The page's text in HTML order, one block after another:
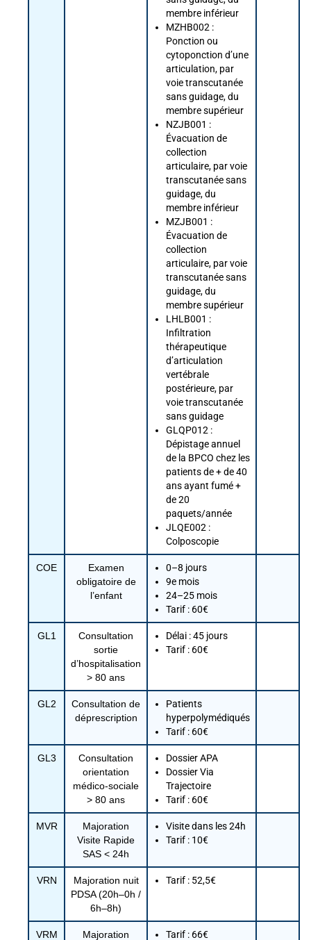
membre inférieur
MZHB002 :
Ponction ou
cytoponction d’une
articulation, par
voie transcutanée
sans guidage, du
membre supérieur
NZJB001 :
Évacuation de
collection
articulaire, par voie
transcutanée sans
guidage, du
membre inférieur
MZJB001 :
Évacuation de
collection
articulaire, par voie
transcutanée sans
guidage, du
membre supérieur
LHLB001 :
Infiltration
thérapeutique
d’articulation
vertébrale
postérieure, par
voie transcutanée
sans guidage
GLQP012 :
Dépistage annuel
de la BPCO chez les
patients de + de 40
ans ayant fumé +
de 20
paquets/année
JLQE002 :
Colposcopie
COE
Examen
obligatoire de
l’enfant
0–8 jours
9e mois
24–25 mois
Tarif : 60€
GL1
Consultation
sortie
d’hospitalisation
> 80 ans
Délai : 45 jours
Tarif : 60€
GL2
Consultation de
déprescription
Patients
hyperpolymédiqués
Tarif : 60€
GL3
Consultation
orientation
médico‑sociale
> 80 ans
Dossier APA
Dossier Via
Trajectoire
Tarif : 60€
MVR
Majoration
Visite Rapide
SAS < 24h
Visite dans les 24h
Tarif : 10€
VRN
Majoration nuit
PDSA (20h–0h /
6h–8h)
Tarif : 52,5€
VRM Majoration Tarif : 66€